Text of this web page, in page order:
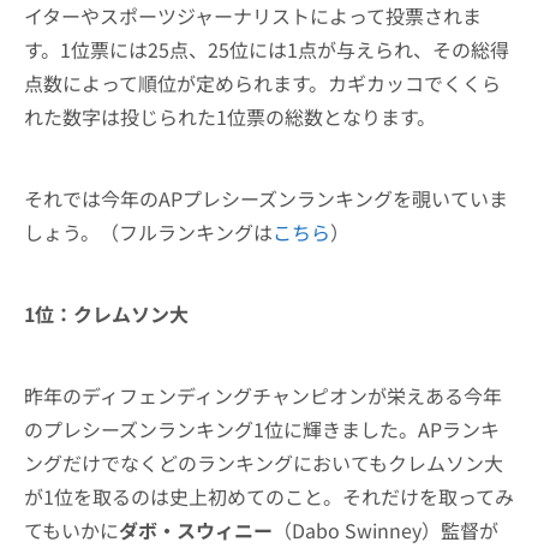
イターやスポーツジャーナリストによって投票されま
す。1位票には25点、25位には1点が与えられ、その総得
点数によって順位が定められます。カギカッコでくくら
れた数字は投じられた1位票の総数となります。
それでは今年のAPプレシーズンランキングを覗いていま
しょう。（フルランキングはこちら）
1位：クレムソン大
昨年のディフェンディングチャンピオンが栄えある今年
のプレシーズンランキング1位に輝きました。APランキ
ングだけでなくどのランキングにおいてもクレムソン大
が1位を取るのは史上初めてのこと。それだけを取ってみ
てもいかにダボ・スウィニー （Dabo Swinney）監督が